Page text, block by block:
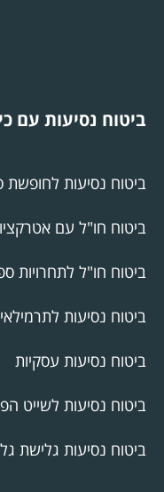
ביטוח נסיעות עם
ביטוח נסיעות לחופשת
ביטוח חו"ל עם
ביטוח חו"ל לתחרויות
ביטוח נסיעות
ביטוח נסיעות עסקיות
ביטוח נסיעות לשייט
ביטוח נסיעות גלישת